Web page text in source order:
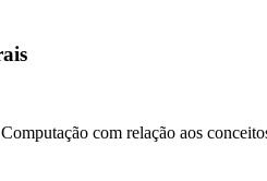
com relação aos